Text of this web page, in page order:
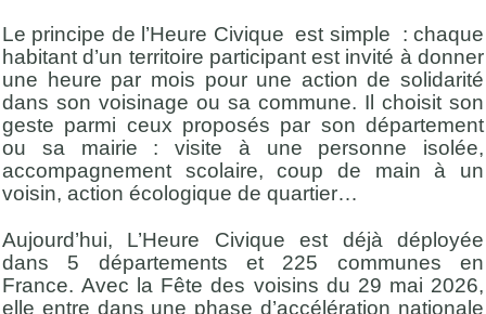
Le principe de l’Heure Civique est simple : chaque
habitant d’un territoire participant est invité à donner
une heure par mois pour une action de solidarité
dans son voisinage ou sa commune. Il choisit son
geste parmi ceux proposés par son département
ou sa mairie : visite à une personne isolée,
accompagnement scolaire, coup de main à un
voisin, action écologique de quartier…
Aujourd’hui, L’Heure Civique est déjà déployée
dans 5 départements et 225 communes en
France. Avec la Fête des voisins du 29 mai 2026,
elle entre dans une phase d’accélération nationale